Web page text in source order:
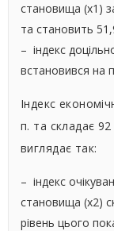
становища (х1)
та становить
– індекс
встановився на
Індекс
п. та складає
виглядає так:
– індекс
становища (х2)
рівень цього